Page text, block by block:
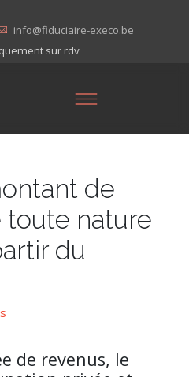
info@fiduciaire-execo.be
sur rdv
de
toute nature
du
de revenus, le